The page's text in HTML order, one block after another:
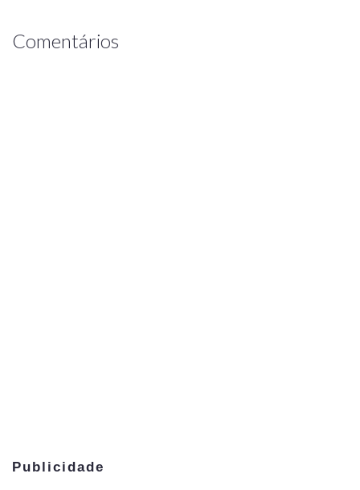
Comentários
Publicidade